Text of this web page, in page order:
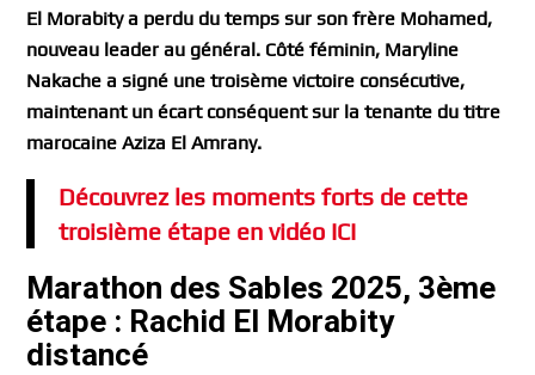
El Morabity a perdu du temps sur son frère Mohamed,
nouveau leader au général. Côté féminin, Maryline
Nakache a signé une troisème victoire consécutive,
maintenant un écart conséquent sur la tenante du titre
marocaine Aziza El Amrany.
Découvrez les moments forts de cette
troisième étape en vidéo ICI
Marathon des Sables 2025, 3ème
étape : Rachid El Morabity
distancé